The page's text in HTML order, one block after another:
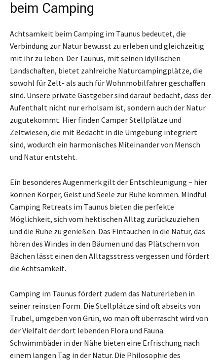
beim Camping
Achtsamkeit beim Camping im Taunus bedeutet, die
Verbindung zur Natur bewusst zu erleben und gleichzeitig
mit ihr zu leben. Der Taunus, mit seinen idyllischen
Landschaften, bietet zahlreiche Naturcampingplätze, die
sowohl für Zelt- als auch für Wohnmobilfahrer geschaffen
sind. Unsere private Gastgeber sind darauf bedacht, dass der
Aufenthalt nicht nur erholsam ist, sondern auch der Natur
zugutekommt. Hier finden Camper Stellplätze und
Zeltwiesen, die mit Bedacht in die Umgebung integriert
sind, wodurch ein harmonisches Miteinander von Mensch
und Natur entsteht.
Ein besonderes Augenmerk gilt der Entschleunigung – hier
können Körper, Geist und Seele zur Ruhe kommen. Mindful
Camping Retreats im Taunus bieten die perfekte
Möglichkeit, sich vom hektischen Alltag zurückzuziehen
und die Ruhe zu genießen. Das Eintauchen in die Natur, das
hören des Windes in den Bäumen und das Plätschern von
Bächen lässt einen den Alltagsstress vergessen und fördert
die Achtsamkeit.
Camping im Taunus fördert zudem das Naturerleben in
seiner reinsten Form. Die Stellplätze sind oft abseits von
Trubel, umgeben von Grün, wo man oft überrascht wird von
der Vielfalt der dort lebenden Flora und Fauna.
Schwimmbäder in der Nähe bieten eine Erfrischung nach
einem langen Tag in der Natur. Die Philosophie des